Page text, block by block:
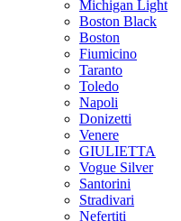
Michigan Light
Boston Black
Boston
Fiumicino
Taranto
Toledo
Napoli
Donizetti
Venere
GIULIETTA
Vogue Silver
Santorini
Stradivari
Nefertiti